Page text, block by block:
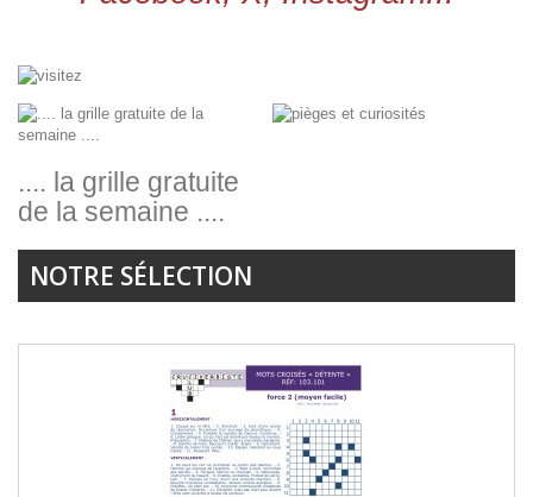
GRATUITEMENT
LE MUSÉE
.... la grille gratuite
de la semaine ....
NOTRE SÉLECTION